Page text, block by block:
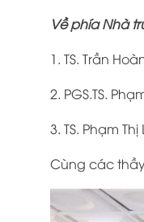
Về phía Nhà
1. TS. Trần
2. PGS.TS.
3. TS. Phạm
Cùng các